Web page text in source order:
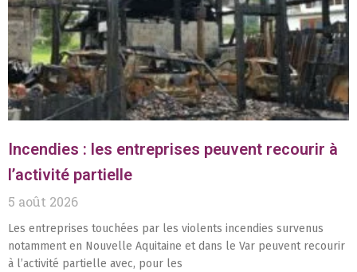
Incendies : les entreprises peuvent recourir à
l’activité partielle
5 août 2026
Les entreprises touchées par les violents incendies survenus
notamment en Nouvelle Aquitaine et dans le Var peuvent recourir
à l’activité partielle avec, pour les